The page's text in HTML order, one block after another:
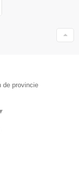
de provincie